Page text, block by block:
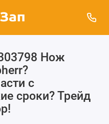
Нож
с
сроки? Трейд